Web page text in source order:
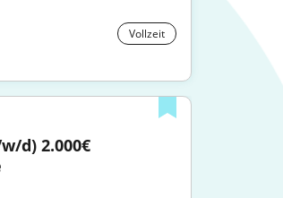
Vollzeit
d) 2.000€